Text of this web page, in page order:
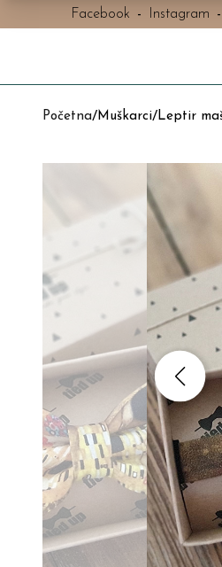
Facebook - Instagram -
Početna/Muškarci/Leptir